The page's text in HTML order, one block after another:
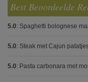
Best Beoordeelde
5.0: Spaghetti bolognese
5.0: Steak met Cajun
5.0: Pasta carbonara met